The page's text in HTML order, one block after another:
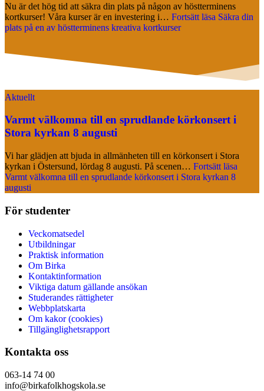
Nu är det hög tid att säkra din plats på någon av höstterminens
kortkurser! Våra kurser är en investering i… Fortsätt läsa Säkra din
plats på en av höstterminens kreativa kortkurser
Aktuellt
Varmt välkomna till en sprudlande körkonsert i
Stora kyrkan 8 augusti
Vi har glädjen att bjuda in allmänheten till en körkonsert i Stora
kyrkan i Östersund, lördag 8 augusti. På scenen… Fortsätt läsa
Varmt välkomna till en sprudlande körkonsert i Stora kyrkan 8
augusti
För studenter
Veckomatsedel
Utbildningar
Praktisk information
Om Birka
Kontaktinformation
Viktiga datum gällande ansökan
Studerandes rättigheter
Webbplatskarta
Om kakor (cookies)
Tillgänglighetsrapport
Kontakta oss
063-14 74 00
info@birkafolkhogskola.se